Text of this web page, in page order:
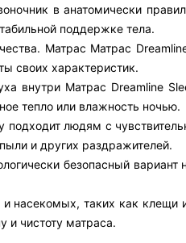
в анатомически
поддержке тела.
Матрас Матрас
своих характеристик.
внутри Матрас Dreamline
тепло или влажность ночью.
подходит людям с
и других раздражителей.
безопасный вариант
и насекомых, таких как
и чистоту матраса.